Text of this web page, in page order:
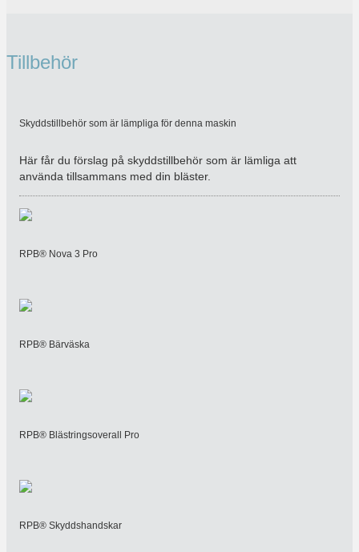
Tillbehör
Skyddstillbehör som är lämpliga för denna maskin
Här får du förslag på skyddstillbehör som är lämliga att
använda tillsammans med din bläster.
RPB® Nova 3 Pro
RPB® Bärväska
RPB® Blästringsoverall Pro
RPB® Skyddshandskar